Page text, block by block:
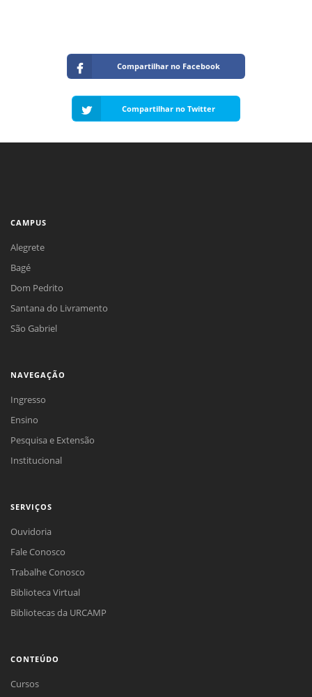
Compartilhar no Facebook
Compartilhar no Twitter
CAMPUS
Alegrete
Bagé
Dom Pedrito
Santana do Livramento
São Gabriel
NAVEGAÇÃO
Ingresso
Ensino
Pesquisa e Extensão
Institucional
SERVIÇOS
Ouvidoria
Fale Conosco
Trabalhe Conosco
Biblioteca Virtual
Bibliotecas da URCAMP
CONTEÚDO
Cursos